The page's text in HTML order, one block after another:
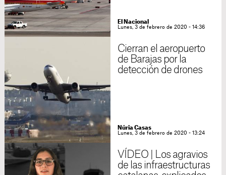
El Nacional
Lunes, 3 de febrero de 2020 - 14:36
Cierran el aeropuerto
de Barajas por la
detección de drones
Núria Casas
Lunes, 3 de febrero de 2020 - 13:24
VÍDEO | Los agravios
de las infraestructuras